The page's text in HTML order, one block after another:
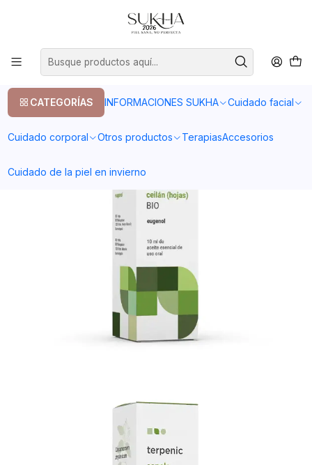
CATEGORÍAS INFORMACIONES SUKHA Cuidado facial
Cuidado corporal Otros productos TerapiasAccesorios
Cuidado de la piel en invierno
20% en tu primera compra con el codigo COMPRA1
Aceite Esencial de Canela Ceilán (Hojas)